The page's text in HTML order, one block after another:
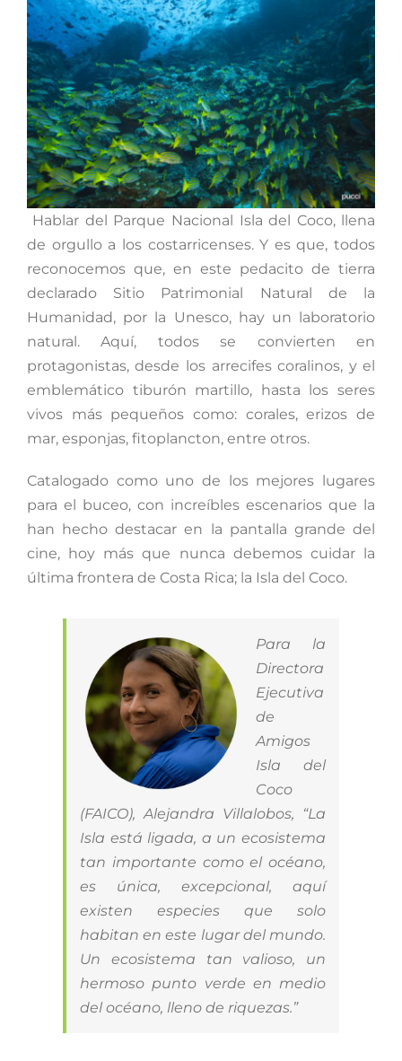
Hablar del Parque Nacional Isla del Coco, llena
de orgullo a los costarricenses. Y es que, todos
reconocemos que, en este pedacito de tierra
declarado Sitio Patrimonial Natural de la
Humanidad, por la Unesco, hay un laboratorio
natural. Aquí, todos se convierten en
protagonistas, desde los arrecifes coralinos, y el
emblemático tiburón martillo, hasta los seres
vivos más pequeños como: corales, erizos de
mar, esponjas, fitoplancton, entre otros.
Catalogado como uno de los mejores lugares
para el buceo, con increíbles escenarios que la
han hecho destacar en la pantalla grande del
cine, hoy más que nunca debemos cuidar la
última frontera de Costa Rica; la Isla del Coco.
Para la
Directora
Ejecutiva
de
Amigos
Isla del
Coco
(FAICO), Alejandra Villalobos, “La
Isla está ligada, a un ecosistema
tan importante como el océano,
es única, excepcional, aquí
existen especies que solo
habitan en este lugar del mundo.
Un ecosistema tan valioso, un
hermoso punto verde en medio
del océano, lleno de riquezas.”